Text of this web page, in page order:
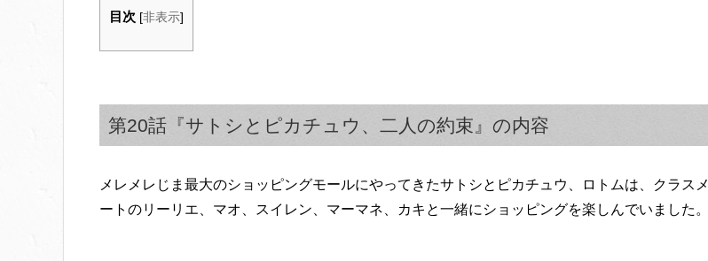
目次 [非表示]
第20話『サトシとピカチュウ、二人の約束』の内容
メレメレじま最大のショッピングモールにやってきたサトシとピカチュウ、ロトムは、クラスメ
ートのリーリエ、マオ、スイレン、マーマネ、カキと一緒にショッピングを楽しんでいました。